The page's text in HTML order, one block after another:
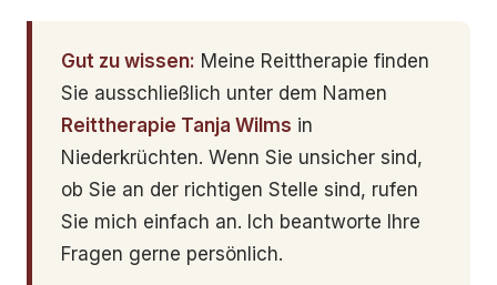
Gut zu wissen: Meine Reittherapie finden
Sie ausschließlich unter dem Namen
Reittherapie Tanja Wilms in
Niederkrüchten. Wenn Sie unsicher sind,
ob Sie an der richtigen Stelle sind, rufen
Sie mich einfach an. Ich beantworte Ihre
Fragen gerne persönlich.